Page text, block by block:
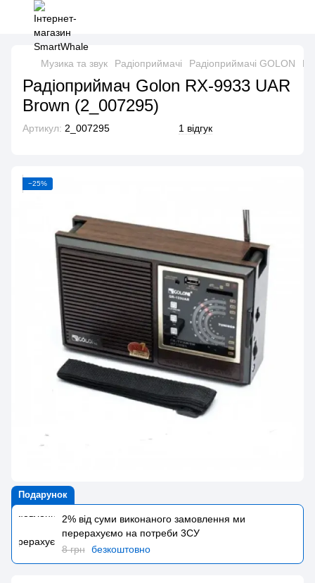
Музика та звук Радіоприймачі Радіоприймачі GOLON
Радіоприймач Golon RX-9933 UAR
Brown (2_007295)
Артикул: 2_007295 1 відгук
−25%
Подарунок
2% від суми виконаного замовлення ми
перерахуємо на потреби 3CУ
8 грн безкоштовно